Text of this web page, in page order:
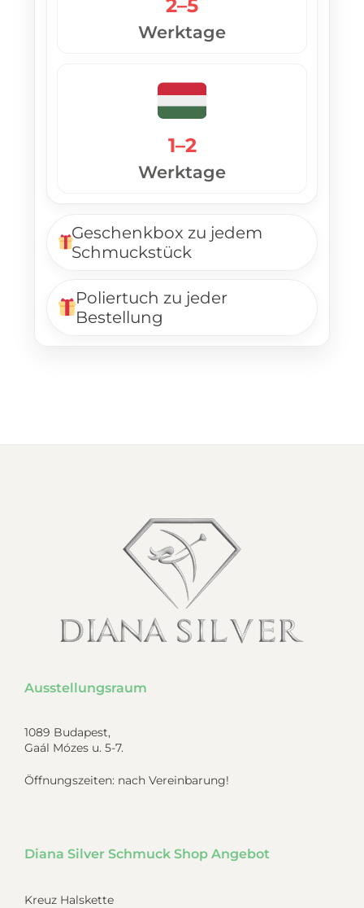
1–2
Werktage
2–5
Werktage
Geschenkbox zu jedem
Schmuckstück
Poliertuch zu jeder
Bestellung
Ausstellungsraum
1089 Budapest,
Gaál Mózes u. 5-7.
Öffnungszeiten: nach Vereinbarung!
Diana Silver Schmuck Shop Angebot
Kreuz Halskette